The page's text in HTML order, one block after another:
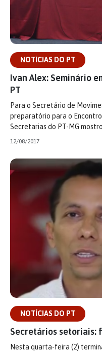
NOTÍCIAS DO PT
Ivan Alex: Seminário
PT
Para o Secretário de
preparatório para o
Secretarias do PT-MG
12/08/2017
NOTÍCIAS DO PT
Secretários setoriais:
Nesta quarta-feira (2)